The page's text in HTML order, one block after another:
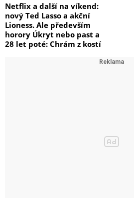
Netflix a další na víkend:
nový Ted Lasso a akční
Lioness. Ale především
horory Úkryt nebo past a
28 let poté: Chrám z kostí